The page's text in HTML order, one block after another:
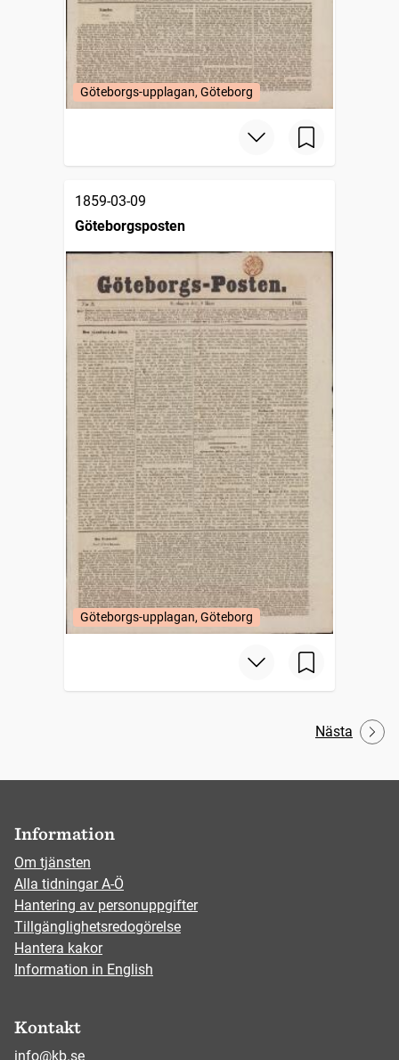
Göteborgs-upplagan, Göteborg
1859-03-09
Göteborgsposten
Göteborgs-upplagan, Göteborg
Nästa
Information
Om tjänsten
Alla tidningar A-Ö
Hantering av personuppgifter
Tillgänglighetsredogörelse
Hantera kakor
Information in English
Kontakt
info@kb.se